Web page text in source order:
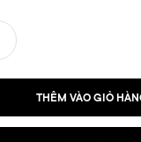
THÊM VÀO GIỎ